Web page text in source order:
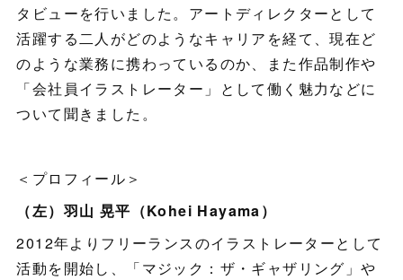
タビューを行いました。アートディレクターとして
活躍する二人がどのようなキャリアを経て、現在ど
のような業務に携わっているのか、また作品制作や
「会社員イラストレーター」として働く魅力などに
ついて聞きました。
＜プロフィール＞
（左）羽山 晃平（Kohei Hayama）
2012年よりフリーランスのイラストレーターとして
活動を開始し、「マジック：ザ・ギャザリング」や